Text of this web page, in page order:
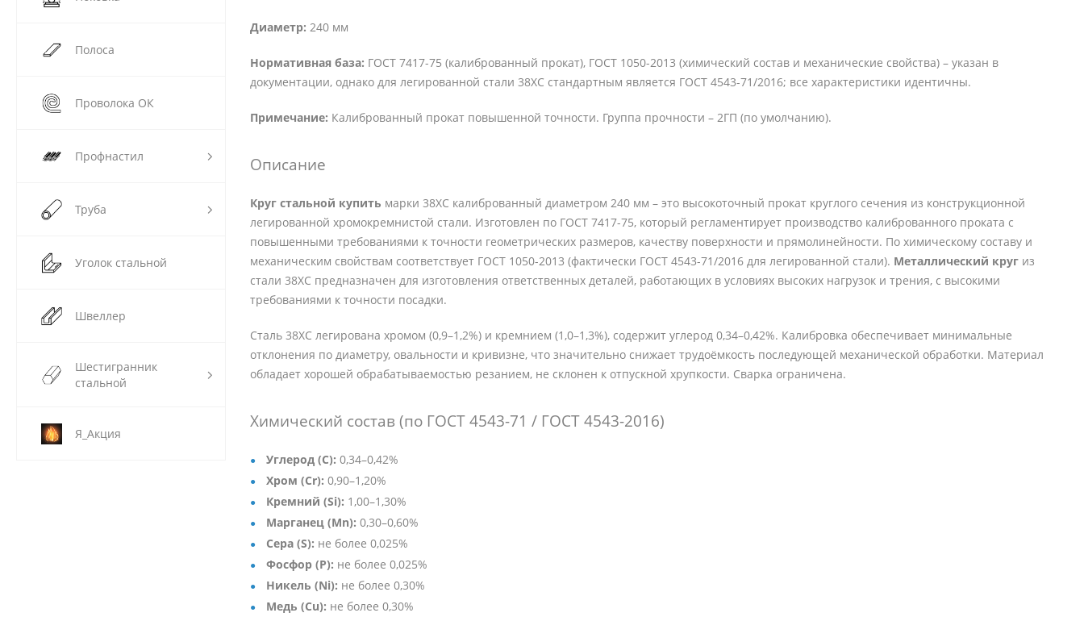
Полоса
Проволока ОК
Профнастил
Труба
Уголок стальной
Швеллер
Шестигранник
стальной
Я_Акция
Диаметр: 240 мм
Нормативная база: ГОСТ 7417-75 (калиброванный прокат), ГОСТ 1050-2013 (химический состав и механические свойства) – указан в
документации, однако для легированной стали 38ХС стандартным является ГОСТ 4543-71/2016; все характеристики идентичны.
Примечание: Калиброванный прокат повышенной точности. Группа прочности – 2ГП (по умолчанию).
Описание
Круг стальной купить марки 38ХС калиброванный диаметром 240 мм – это высокоточный прокат круглого сечения из конструкционной
легированной хромокремнистой стали. Изготовлен по ГОСТ 7417-75, который регламентирует производство калиброванного проката с
повышенными требованиями к точности геометрических размеров, качеству поверхности и прямолинейности. По химическому составу и
механическим свойствам соответствует ГОСТ 1050-2013 (фактически ГОСТ 4543-71/2016 для легированной стали). Металлический круг из
стали 38ХС предназначен для изготовления ответственных деталей, работающих в условиях высоких нагрузок и трения, с высокими
требованиями к точности посадки.
Сталь 38ХС легирована хромом (0,9–1,2%) и кремнием (1,0–1,3%), содержит углерод 0,34–0,42%. Калибровка обеспечивает минимальные
отклонения по диаметру, овальности и кривизне, что значительно снижает трудоёмкость последующей механической обработки. Материал
обладает хорошей обрабатываемостью резанием, не склонен к отпускной хрупкости. Сварка ограничена.
Химический состав (по ГОСТ 4543-71 / ГОСТ 4543-2016)
Углерод (C): 0,34–0,42%
Хром (Cr): 0,90–1,20%
Кремний (Si): 1,00–1,30%
Марганец (Mn): 0,30–0,60%
Сера (S): не более 0,025%
Фосфор (P): не более 0,025%
Никель (Ni): не более 0,30%
Медь (Cu): не более 0,30%